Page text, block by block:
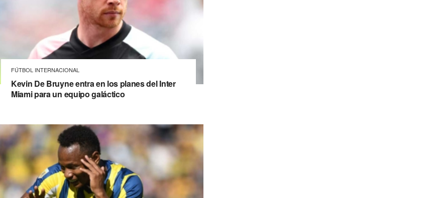
FÚTBOL INTERNACIONAL
Kevin De Bruyne entra en los planes del Inter
Miami para un equipo galáctico